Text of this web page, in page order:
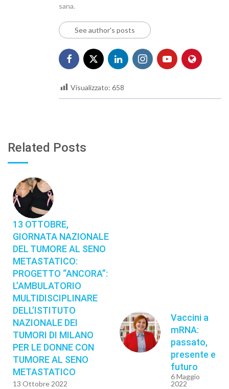
sana.
See author's posts
Visualizzato: 658
Related Posts
13 OTTOBRE,
GIORNATA NAZIONALE
DEL TUMORE AL SENO
METASTATICO:
PROGETTO “ANCORA”:
L’AMBULATORIO
MULTIDISCIPLINARE
DELL’ISTITUTO
NAZIONALE DEI
TUMORI DI MILANO
PER LE DONNE CON
TUMORE AL SENO
METASTATICO
13 Ottobre 2022
Vaccini a
mRNA:
passato,
presente e
futuro
6 Maggio
2022